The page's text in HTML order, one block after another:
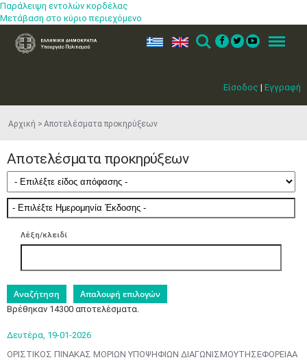
Παράλειψη εντολών κορδέλας
Μετάβαση στο κύριο περιεχόμενο
Είσοδος | Εγγραφή
ελ en Search Menu
Αρχική Αποτελέσματα προκηρύξεων
Αποτελέσματα προκηρύξεων
Λέξη/κλειδί
Βρέθηκαν 14300 αποτελέσματα.
Δευτέρα, 19-01-2026
ΟΡΙΣΤΙΚΟΣ ΠΙΝΑΚΑΣ ΜΟΡΙΩΝ ΥΠΟΨΗΦΙΩΝ ΔΙΑΓΩΝΙΣΜΟΥTHΣΕΦΟΡΕΙΑΑ